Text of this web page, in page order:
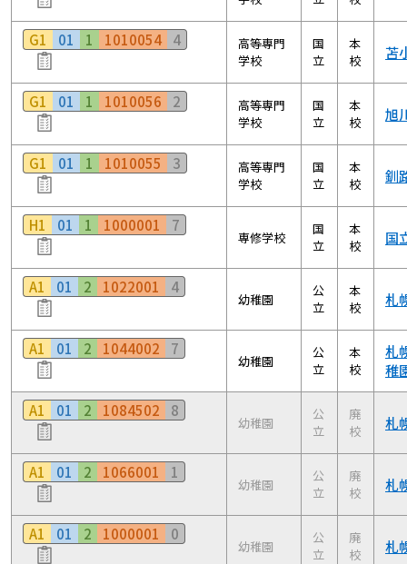
G1 01 1 1010054 4
高等専門
学校
国
立
本
校
苫
G1 01 1 1010056 2
高等専門
学校
国
立
本
校
旭
G1 01 1 1010055 3
高等専門
学校
国
立
本
校
釧
H1 01 1 1000001 7
専修学校
国
立
本
校
国
A1 01 2 1022001 4
幼稚園
公
立
本
校
札
A1 01 2 1044002 7
幼稚園
公
立
本
校
札
稚
A1 01 2 1084502 8
幼稚園
公
立
廃
校
札
A1 01 2 1066001 1
幼稚園
公
立
廃
校
札
A1 01 2 1000001 0
幼稚園
公
立
廃
校
札